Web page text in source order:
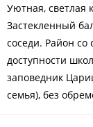
Уютная, светлая
Застекленный
соседи. Район
доступности
заповедник
семья), без